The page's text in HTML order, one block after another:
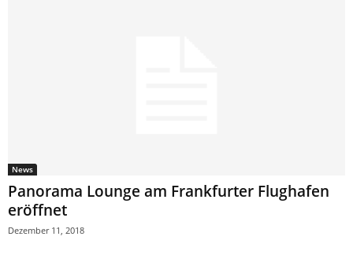
News
Panorama Lounge am Frankfurter Flughafen
eröffnet
Dezember 11, 2018